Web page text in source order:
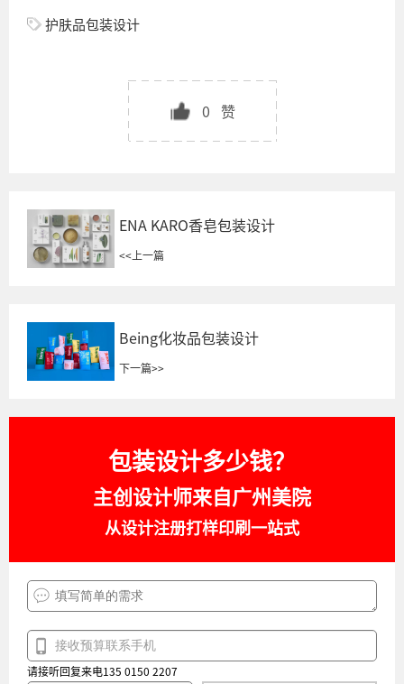
护肤品包装设计
0 赞
ENA KARO香皂包装设计
<< 上一篇
Being化妆品包装设计
下一篇>>
包装设计多少钱？
主创设计师来自广州美院
从设计注册打样印刷一站式
请接听回复来电135 0150 2207